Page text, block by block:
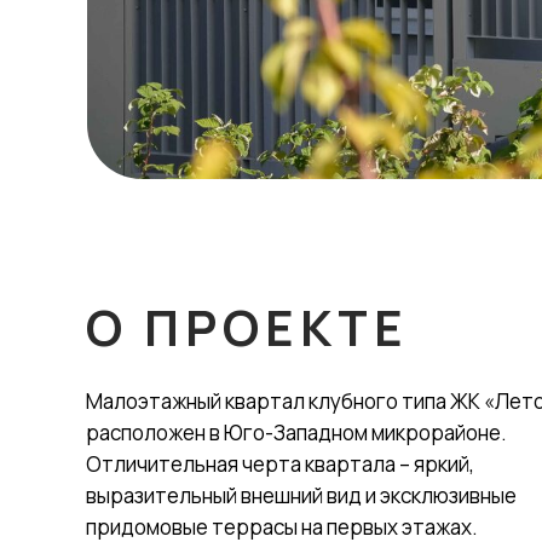
О ПРОЕКТЕ
Малоэтажный квартал клубного типа ЖК
расположен в Юго-Западном микрорайоне.
Отличительная черта квартала – яркий,
выразительный внешний вид и эксклюзивные
придомовые террасы на первых этажах.